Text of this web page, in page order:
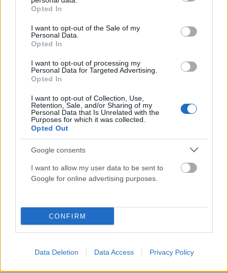
grant or deny consent to Google and its third-party tags to
use your data for below specified purposes in below Google
consent section.
Opted In
I want to opt-out of the Sale of my
Personal Data.
Opted In
I want to opt-out of processing my
Personal Data for Targeted Advertising.
Opted In
I want to opt-out of Collection, Use,
Retention, Sale, and/or Sharing of my
Personal Data that Is Unrelated with the
Purposes for which it was collected.
Opted Out
Google consents
I want to allow my user data to be sent to
Google for online advertising purposes.
CONFIRM
Data Deletion Data Access Privacy Policy
Κρήτη: Τουρίστας ρωτούσε πόσο να πληρώσει για να
ασελγήσει σε 10χρονη! Βίντεο-ντοκουμέντο
ΑΝΑΡΤΗΘΗΚΕ ΑΠΟGMYLONAS 7 ΑΥΓΟΎΣΤΟΥ 2026